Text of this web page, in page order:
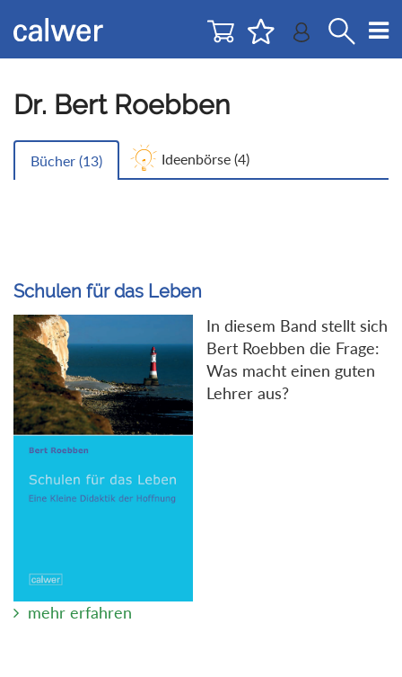
zur
Navigation
zum
Inhalt
Dr. Bert Roebben
Bücher (13) Ideenbörse (4)
Schulen für das Leben
In diesem Band stellt sich
Bert Roebben die Frage:
Was macht einen guten
Lehrer aus?
mehr erfahren